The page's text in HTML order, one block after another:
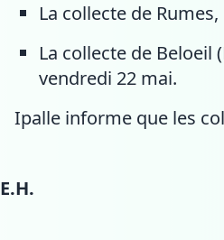
La collecte de
La collecte de Beloeil
vendredi 22 mai.
Ipalle informe que les
E.H.